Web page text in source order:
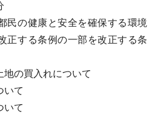
民の健康と安全を確保する環境
正する条例の一部を改正する条
の買入れについて
いて
いて